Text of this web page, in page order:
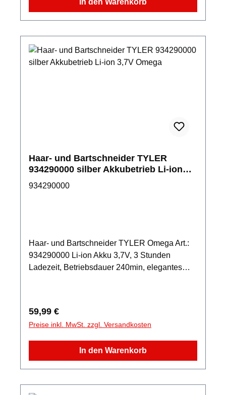
Ladegerät/Ständer, Luxus-Reisekoffer
Haar- und Bartschneider TYLER
934290000 silber Akkubetrieb Li-ion
3,7V Omega
934290000
Haar- und Bartschneider TYLER Omega Art.:
934290000 Li-ion Akku 3,7V, 3 Stunden
Ladezeit, Betriebsdauer 240min, elegantes
Geschwindigkeitsstufen, 6 wechselbare
Aufsätze (3, 6, 9, 12, 15, 18mm), Aufsatz zum
Effilieren (Ausdünnen), Reinigungsbürste, Öl
zur Pflege der Klingen, Reiseetui
Regulärer Preis:
59,99 €
Preise inkl. MwSt. zzgl. Versandkosten
In den Warenkorb